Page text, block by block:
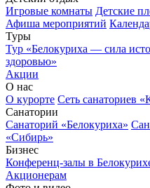
Игровые комнаты Детские
Афиша мероприятий
Туры
Тур «Белокуриха — сила
здоровью»
Акции
О нас
О курорте Сеть санаториев
Санатории
Санаторий «Белокуриха»
«Сибирь»
Бизнес
Конференц-залы в
Акционерам